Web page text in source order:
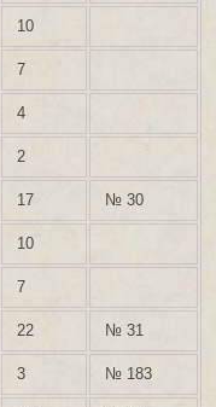
10
7
4
2
17 № 30
10
7
22 № 31
3 № 183